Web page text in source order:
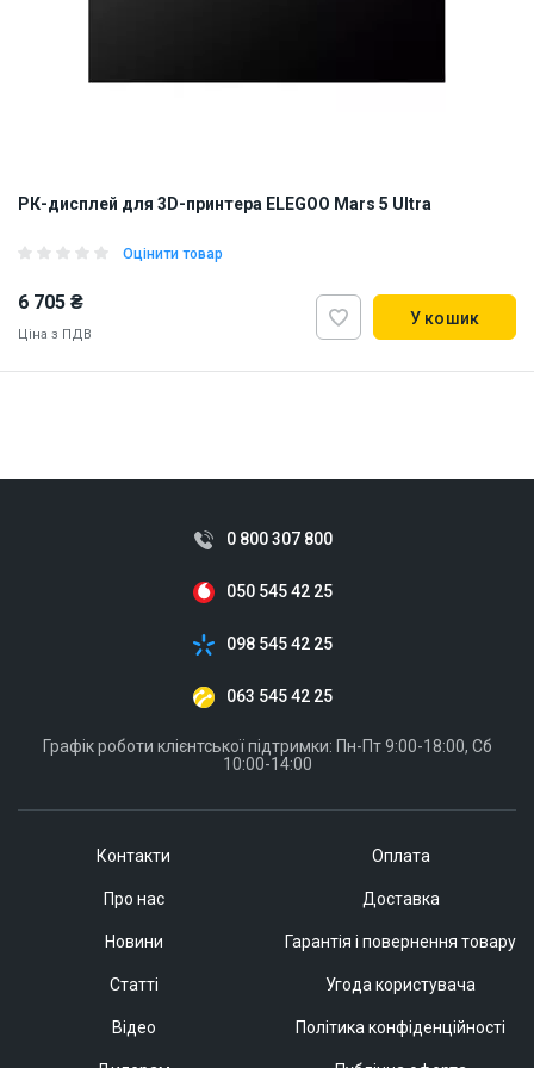
РК-дисплей для 3D-принтера ELEGOO Mars 5 Ultra
Оцінити товар
6 705 ₴
Ціна з ПДВ
У кошик
Контакти
Про нас
Новини
Статті
Відео
Оплата
Доставка
Гарантія і повернення товару
Угода користувача
Політика конфіденційності
0 800 307 800
050 545 42 25
098 545 42 25
063 545 42 25
Графік роботи клієнтської підтримки: Пн-Пт 9:00-18:00, Сб
10:00-14:00